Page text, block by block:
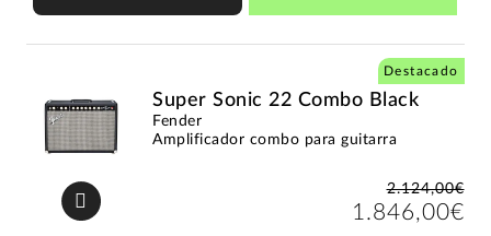
Super Sonic 22 Combo Black
Fender
Amplificador combo para guitarra
2.124,00€
1.846,00€
Destacado